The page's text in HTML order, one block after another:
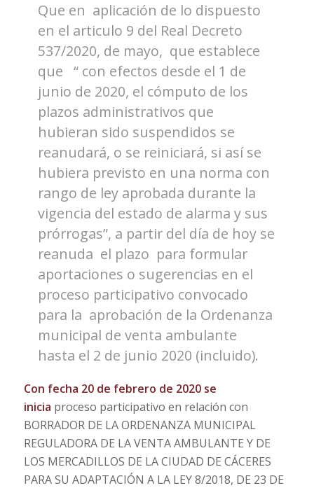
Que en aplicación de lo dispuesto
en el articulo 9 del Real Decreto
537/2020, de mayo, que establece
que “ con efectos desde el 1 de
junio de 2020, el cómputo de los
plazos administrativos que
hubieran sido suspendidos se
reanudará, o se reiniciará, si así se
hubiera previsto en una norma con
rango de ley aprobada durante la
vigencia del estado de alarma y sus
prórrogas”, a partir del día de hoy se
reanuda el plazo para formular
aportaciones o sugerencias en el
proceso participativo convocado
para la aprobación de la Ordenanza
municipal de venta ambulante
hasta el 2 de junio 2020 (incluido).
Con fecha 20 de febrero de 2020 se
inicia proceso participativo en relación con
BORRADOR DE LA ORDENANZA MUNICIPAL
REGULADORA DE LA VENTA AMBULANTE Y DE
LOS MERCADILLOS DE LA CIUDAD DE CÁCERES
PARA SU ADAPTACIÓN A LA LEY 8/2018, DE 23 DE